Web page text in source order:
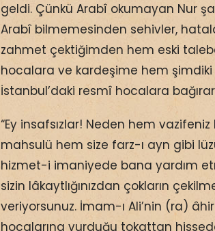
geldi. Çünkü Arabî okumayan Nur
Arabî bilmemesinden sehivler,
zahmet çektiğimden hem eski
hocalara ve kardeşime hem şimdiki
İstanbul’daki resmî hocalara
“Ey insafsızlar! Neden hem
mahsulü hem size farz-ı ayn gibi
hizmet-i imaniyede bana yardım
sizin lâkaytlığınızdan çokların
veriyorsunuz. İmam-ı Ali’nin (ra) âhir
hocalarına vurduğu tokattan